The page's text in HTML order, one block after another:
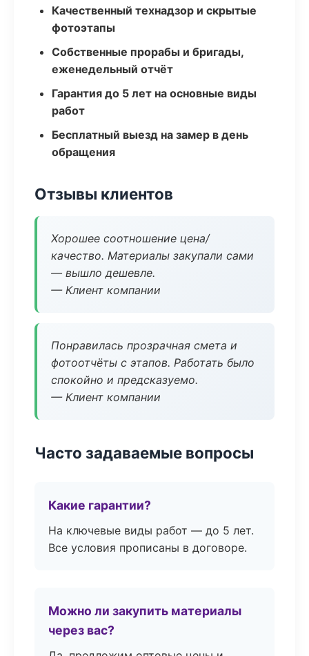
Качественный технадзор и скрытые
фотоэтапы
Собственные прорабы и бригады,
еженедельный отчёт
Гарантия до 5 лет на основные виды
работ
Бесплатный выезд на замер в день
обращения
Отзывы клиентов
Хорошее соотношение цена/
качество. Материалы закупали сами
— вышло дешевле.
— Клиент компании
Понравилась прозрачная смета и
фотоотчёты с этапов. Работать было
спокойно и предсказуемо.
— Клиент компании
Часто задаваемые вопросы
Какие гарантии?
На ключевые виды работ — до 5 лет.
Все условия прописаны в договоре.
Можно ли закупить материалы
через вас?